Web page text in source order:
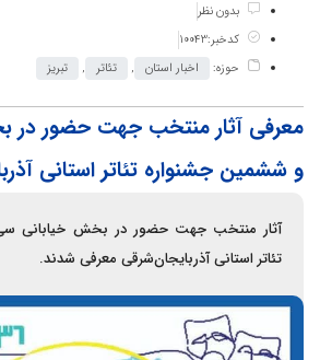
بدون نظر
کدخبر:10043
حوزه:
اخبار استان , تئاتر , تبریز
معرفی آثار منتخب جهت حضور در
و ششمین جشنواره تئاتر استانی
آثار منتخب جهت حضور در بخش خیابانی
تئاتر استانی آذربایجان‌شرقی معرفی شدند.